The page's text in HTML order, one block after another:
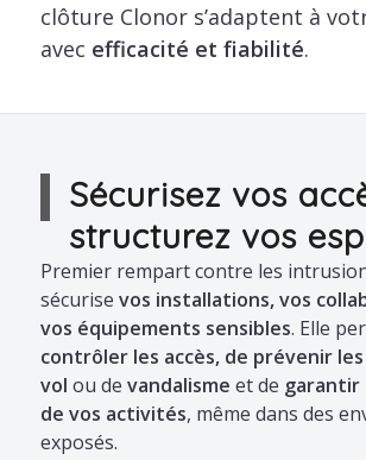
clôture Clonor s’adaptent à
avec efficacité et fiabilité.
Sécurisez vos
structurez vos
Premier rempart contre les
sécurise vos installations, vos
vos équipements sensibles. Elle
contrôler les accès, de prévenir
vol ou de vandalisme et de garantir
de vos activités, même dans des
exposés.